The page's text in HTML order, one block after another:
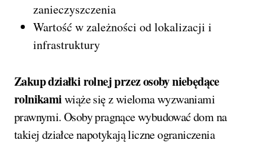
zanieczyszczenia
Wartość w zależności od lokalizacji i
infrastruktury
Zakup działki rolnej przez osoby niebędące
rolnikamiwiąże się z wieloma wyzwaniami
prawnymi. Osoby pragnące wybudować dom na
takiej działce napotykają liczne ograniczenia